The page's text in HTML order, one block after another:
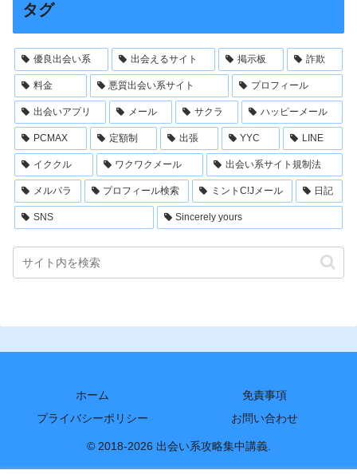
タグ
優良出会い系 出会えるサイト 掲示板 詐欺
料金 悪質出会い系サイト プロフィール
出会いアプリ メール サクラ ハッピーメール
PCMAX 定額制 出張 YYC LINE
イククル ワクワクメール 出会い系サイト規制法
メルパラ プロフィール検索 ミントC!Jメール 日記
SNS Sincerely yours
ホーム
免責事項
プライバシーポリシー
お問い合わせ
© 2018-2026 出会い系攻略集中講義.